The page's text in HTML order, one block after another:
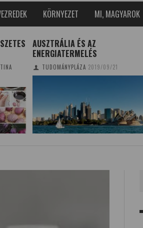
KÖRNYEZET MI, MAGYAROK
AUSZTRÁLIA ÉS AZ
ENERGIATERMELÉS
TUDOMÁNYPLÁZA 2019/09/21